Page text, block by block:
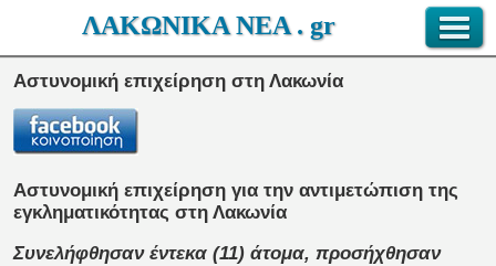
ΛΑΚΩΝΙΚΑ ΝΕΑ . gr
Αστυνομική επιχείρηση στη Λακωνία
Αστυνομική επιχείρηση για την αντιμετώπιση της
εγκληματικότητας στη Λακωνία
Συνελήφθησαν έντεκα (11) άτομα, προσήχθησαν